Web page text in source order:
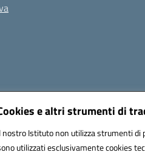
e altri strumenti di
nostro Istituto non utilizza strumenti di
utilizzati esclusivamente cookies